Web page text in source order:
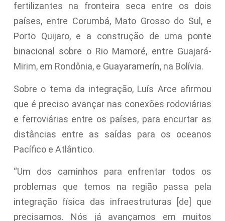
fertilizantes na fronteira seca entre os dois
países, entre Corumbá, Mato Grosso do Sul, e
Porto Quijaro, e a construção de uma ponte
binacional sobre o Rio Mamoré, entre Guajará-
Mirim, em Rondônia, e Guayaramerín, na Bolívia.
Sobre o tema da integração, Luís Arce afirmou
que é preciso avançar nas conexões rodoviárias
e ferroviárias entre os países, para encurtar as
distâncias entre as saídas para os oceanos
Pacífico e Atlântico.
“Um dos caminhos para enfrentar todos os
problemas que temos na região passa pela
integração física das infraestruturas [de] que
precisamos. Nós já avançamos em muitos